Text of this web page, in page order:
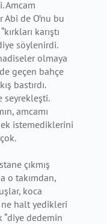
Amcam
Abi de O’nu bu
karıştı
söylenirdi.
olmaya
geçen bahçe
bastırdı.
seyrekleşti.
amcamı
istemediklerini
çıkmış
o takımdan,
koca
ne halt yedikleri
dedemin